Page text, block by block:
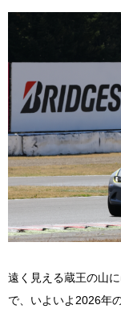
遠く見える蔵王の山
で、いよいよ2026年